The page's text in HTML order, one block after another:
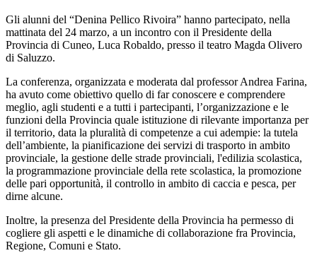
Gli alunni del “Denina Pellico Rivoira” hanno partecipato, nella
mattinata del 24 marzo, a un incontro con il Presidente della
Provincia di Cuneo, Luca Robaldo, presso il teatro Magda Olivero
di Saluzzo.
La conferenza, organizzata e moderata dal professor Andrea Farina,
ha avuto come obiettivo quello di far conoscere e comprendere
meglio, agli studenti e a tutti i partecipanti, l’organizzazione e le
funzioni della Provincia quale istituzione di rilevante importanza per
il territorio, data la pluralità di competenze a cui adempie: la tutela
dell’ambiente, la pianificazione dei servizi di trasporto in ambito
provinciale, la gestione delle strade provinciali, l'edilizia scolastica,
la programmazione provinciale della rete scolastica, la promozione
delle pari opportunità, il controllo in ambito di caccia e pesca, per
dirne alcune.
Inoltre, la presenza del Presidente della Provincia ha permesso di
cogliere gli aspetti e le dinamiche di collaborazione fra Provincia,
Regione, Comuni e Stato.